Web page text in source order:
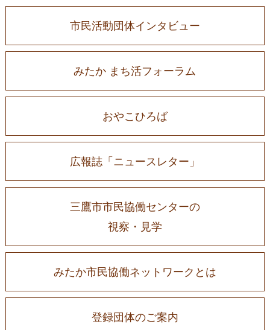
市民活動団体インタビュー
みたか まち活フォーラム
おやこひろば
広報誌「ニュースレター」
三鷹市市民協働センターの
視察・見学
みたか市民協働ネットワークとは
登録団体のご案内